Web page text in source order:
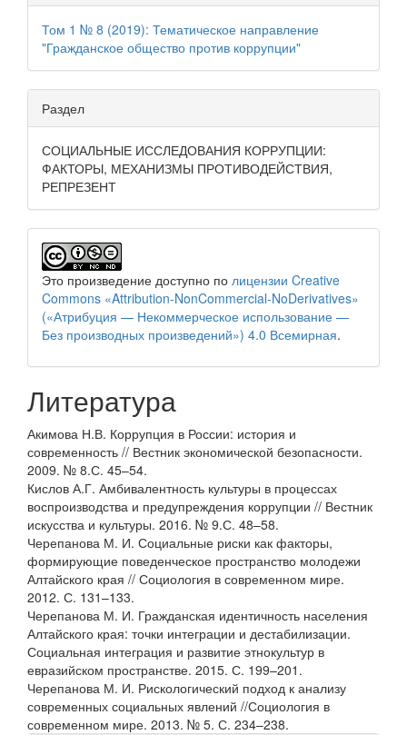
Том 1 № 8 (2019): Тематическое направление
"Гражданское общество против коррупции"
Раздел
СОЦИАЛЬНЫЕ ИССЛЕДОВАНИЯ КОРРУПЦИИ:
ФАКТОРЫ, МЕХАНИЗМЫ ПРОТИВОДЕЙСТВИЯ,
РЕПРЕЗЕНТ
Это произведение доступно по лицензии Creative
Commons «Attribution-NonCommercial-NoDerivatives»
(«Атрибуция — Некоммерческое использование —
Без производных произведений») 4.0 Всемирная.
Литература
Акимова Н.В. Коррупция в России: история и
современность // Вестник экономической безопасности.
2009. № 8.С. 45–54.
Кислов А.Г. Амбивалентность культуры в процессах
воспроизводства и предупреждения коррупции // Вестник
искусства и культуры. 2016. № 9.С. 48–58.
Черепанова М. И. Социальные риски как факторы,
формирующие поведенческое пространство молодежи
Алтайского края // Социология в современном мире.
2012. С. 131–133.
Черепанова М. И. Гражданская идентичность населения
Алтайского края: точки интеграции и дестабилизации.
Социальная интеграция и развитие этнокультур в
евразийском пространстве. 2015. С. 199–201.
Черепанова М. И. Рискологический подход к анализу
современных социальных явлений //Социология в
современном мире. 2013. № 5. С. 234–238.